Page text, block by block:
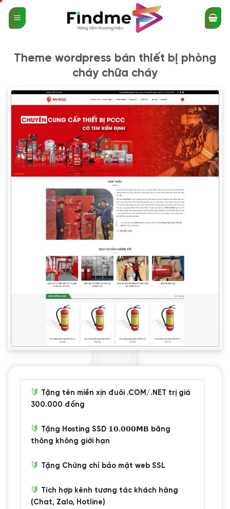
qua
nội
Theme wordpress bán thiết bị phòng
cháy chữa cháy
Tặng tên miền xịn đuôi .COM/.NET trị giá
300.000 đồng
Tặng Hosting SSD 𝟭𝟬.𝟬𝟬𝟬𝗠𝗕 băng
thông không giới hạn
Tặng Chứng chỉ bảo mật web SSL
Tích hợp kênh tương tác khách hàng
(Chat, Zalo, Hotline)